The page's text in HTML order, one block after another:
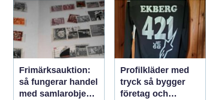
Frimärksauktion:
så fungerar handel
med samlarobjekt i
Profilkläder med
tryck så bygger
företag och